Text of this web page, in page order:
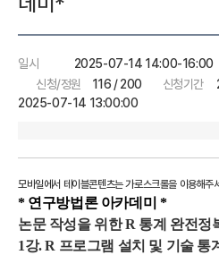
일시 2025-07-14 14:00-16:00
신청/정원 116 / 200 신청기간
2025-07-14 13:00:00
* 연구방법론 아카데미 *
논문 작성을 위한 R 통계 완전정
1강. R 프로그램 설치 및 기술 통계